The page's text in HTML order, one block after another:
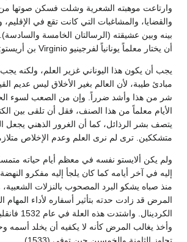
وارتاعت موهبته الشعرية وشلت فسكن صوتها من
والقضايا، والمشاغبات التي كانت تقع في
بينه وبين عشيقته (الرسالتان الخامسة
أن يختار معلماً يونانياً لفرجينيو Virginio بن أريستو:
يجب أن يكون هذا اليوناني غزير العلم، ولكنه
مبادئ طيبة، لأن العالم بغير الأخلاق ليس عديم
شر من هذا وأشد ضرراً. وإن من الصعب لسوء
الأيام معلماً من هذا الصنف، فقل أن تلقى بين
يتصف بشر الرذائل، كما أن الغرور الذهني يجعل
متشككين. ترى لم نرى العلم وعدم الإخلاص
ولم يكن ألايستو نفسه في معظم أيام حياته
إليه في آخر أيامه كما كان يلجأ إليه مفكرو
منذ صباه يشكو البرد المصحوب بالنزلات
المرض قد زادت حدته بتأثير أسفاره لأداء المهام
الكردينال.
وأخذ يغالب المرض كأنه لا يكفيه أن يخلد أسمه